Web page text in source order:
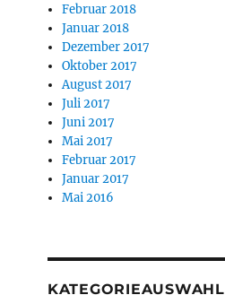
Februar 2018
Januar 2018
Dezember 2017
Oktober 2017
August 2017
Juli 2017
Juni 2017
Mai 2017
Februar 2017
Januar 2017
Mai 2016
KATEGORIEAUSWAHL